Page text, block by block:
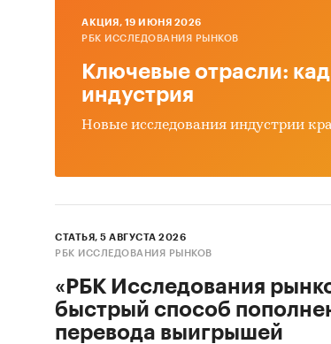
AКЦИЯ, 19 ИЮНЯ 2026
РБК ИССЛЕДОВАНИЯ РЫНКОВ
Ключевые отрасли:
индустрия
Новые исследования индустрии
СТАТЬЯ, 5 АВГУСТА 2026
РБК ИССЛЕДОВАНИЯ РЫНКОВ
«РБК Исследования
быстрый способ
перевода выигрышей